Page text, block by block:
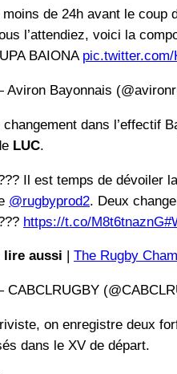
moins de 24h avant le coup
l’attendiez, voici la
BAIONA
Bayonnais
changement dans l’effectif
LUC.
Il est temps de dévoiler
@rugbyprod2. Deux
https://t.co/M8t6tnaznG
lire aussi The Rugby
on enregistre deux
dans le XV de départ.